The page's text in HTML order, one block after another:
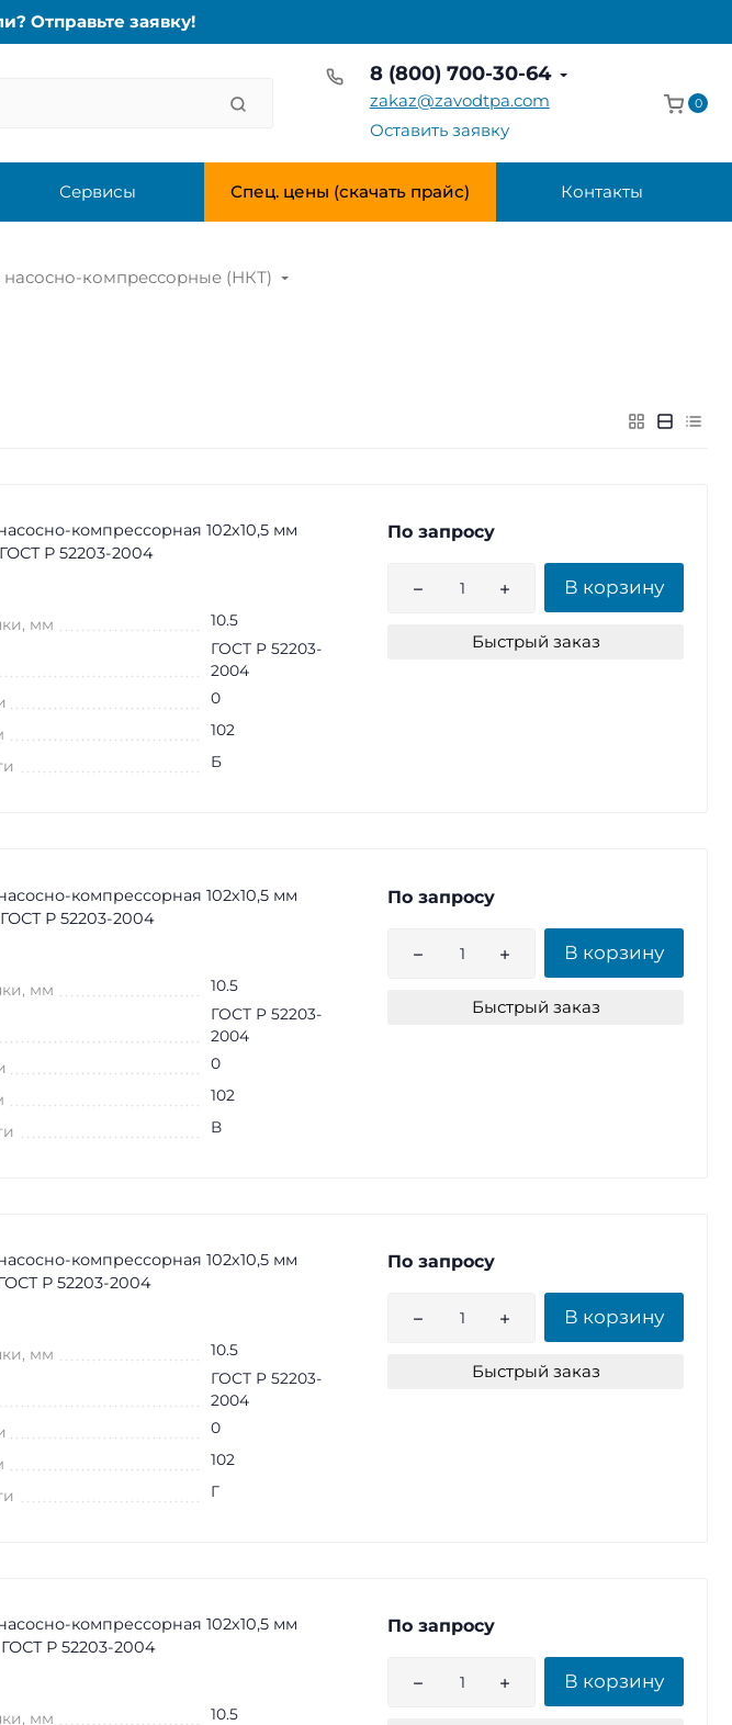
Отправьте заявку!
8 (800) 700-30-64
zakaz@zavodtpa.com
Оставить заявку
0
Сервисы Спец. цены (скачать прайс) Контакты
компрессорные (НКТ)
компрессорная 102х10,5 мм
Р 52203-2004
мм 10.5
ГОСТ Р 52203-
2004
0
102
Б
По запросу
В корзину
Быстрый заказ
компрессорная 102х10,5 мм
Р 52203-2004
мм 10.5
ГОСТ Р 52203-
2004
0
102
В
По запросу
В корзину
Быстрый заказ
компрессорная 102х10,5 мм
Р 52203-2004
мм 10.5
ГОСТ Р 52203-
2004
0
102
Г
По запросу
В корзину
Быстрый заказ
компрессорная 102х10,5 мм
Р 52203-2004
мм 10.5
По запросу
В корзину